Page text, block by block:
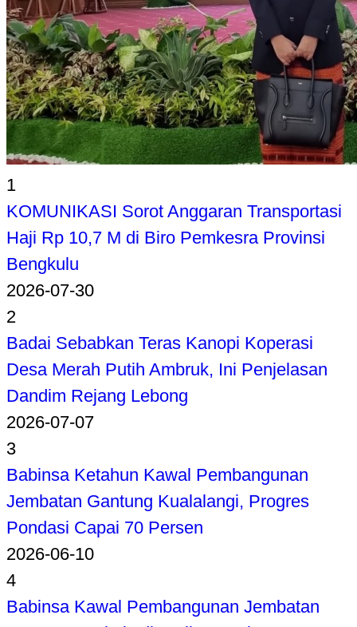
1
KOMUNIKASI Sorot Anggaran Transportasi
Haji Rp 10,7 M di Biro Pemkesra Provinsi
Bengkulu
2026-07-30
2
Badai Sebabkan Teras Kanopi Koperasi
Desa Merah Putih Ambruk, Ini Penjelasan
Dandim Rejang Lebong
2026-07-07
3
Babinsa Ketahun Kawal Pembangunan
Jembatan Gantung Kualalangi, Progres
Pondasi Capai 70 Persen
2026-06-10
4
Babinsa Kawal Pembangunan Jembatan